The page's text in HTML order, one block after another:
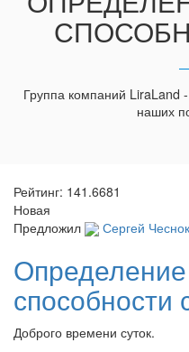
Группа компаний LiraLand
наших
Рейтинг: 141.6681
Новая
Предложил
Сергей
способности
Доброго времени суток.